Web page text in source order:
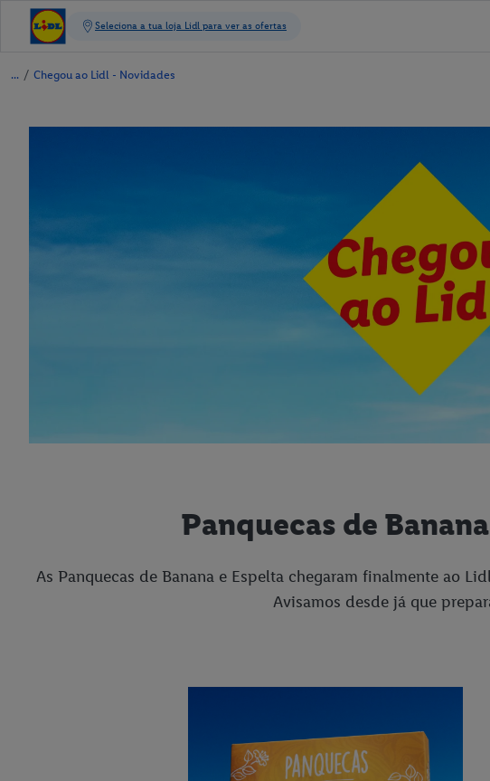
/ Chegou ao Lidl - Novidades
Panquecas de
As Panquecas de Banana e Espelta chegaram finalmente ao
Avisamos desde já que